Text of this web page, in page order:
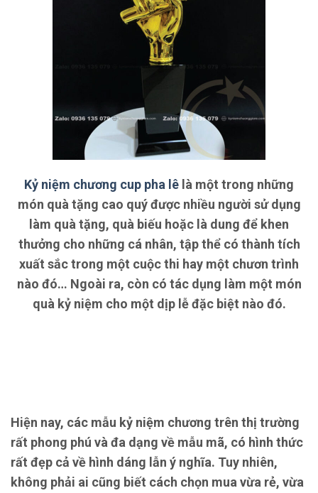
Kỷ niệm chương cup pha lê là một trong những
món quà tặng cao quý được nhiều người sử dụng
làm quà tặng, quà biếu hoặc là dung để khen
thưởng cho những cá nhân, tập thể có thành tích
xuất sắc trong một cuộc thi hay một chươn trình
nào đó… Ngoài ra, còn có tác dụng làm một món
quà kỷ niệm cho một dịp lễ đặc biệt nào đó.
Hiện nay, các mẫu kỷ niệm chương trên thị trường
rất phong phú và đa dạng về mẫu mã, có hình thức
rất đẹp cả về hình dáng lẫn ý nghĩa. Tuy nhiên,
không phải ai cũng biết cách chọn mua vừa rẻ, vừa